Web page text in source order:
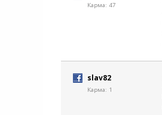
Карма: 47
slav82
Карма: 1